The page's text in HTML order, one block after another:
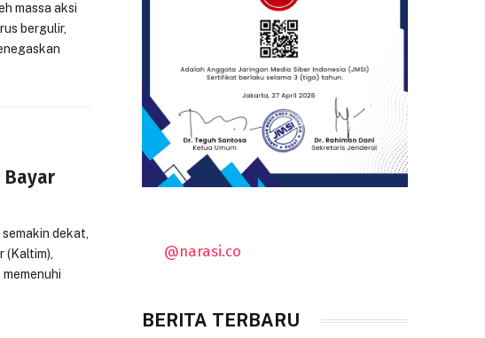
massa aksi
bergulir,
Bayar
dekat,
(Kaltim),
@narasi.co
BERITA TERBARU